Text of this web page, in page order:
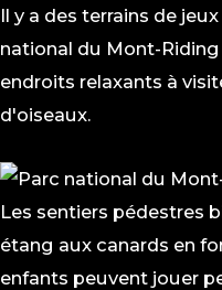
Il y a des terrains de
national du Mont-
endroits relaxants à
d'oiseaux.
Les sentiers pédestres
étang aux canards en
enfants peuvent jouer